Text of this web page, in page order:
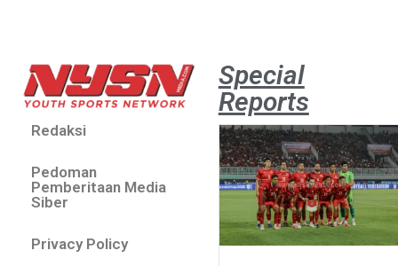
Redaksi
Pedoman
Pemberitaan Media
Siber
Privacy Policy
Special
Reports